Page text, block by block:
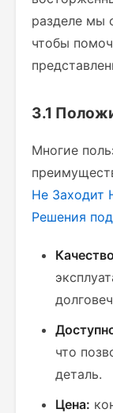
разделе мы
чтобы
3.1
Многие
Не Заходит
Решения
что
деталь.
Цена: